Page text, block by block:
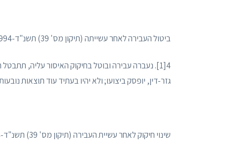
ביטול העבירה לאחר עשייתה (תיקון מס' 39) תשנ"ד-1994
4[1]. נעברה עבירה ובוטל בחיקוק האיסור עליה,
גזר-דין, יופסק ביצועו; ולא יהיו בעתיד עוד תוצאות
שינוי חיקוק לאחר עשיית העבירה (תיקון מס' 39) תשנ"ד-1994